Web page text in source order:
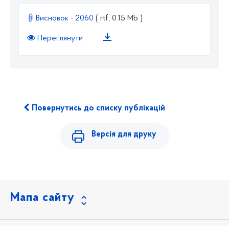
Висновок - 2060 ( rtf, 0.15 Mb )
Переглянути
Повернутись до списку публікацій
Версія для друку
Мапа сайту